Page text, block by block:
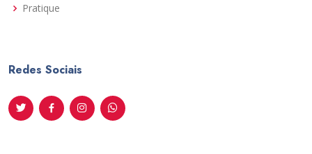
Pratique
Redes Sociais